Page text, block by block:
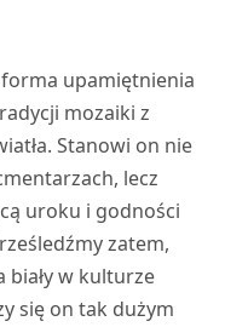
forma upamiętnienia
mozaiki z
Stanowi on nie
lecz
uroku i godności
zatem,
biały w kulturze
się on tak dużym